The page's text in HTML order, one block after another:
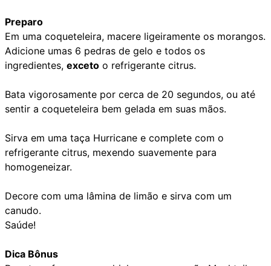
Preparo
Em uma coqueteleira, macere ligeiramente os morangos.
Adicione umas 6 pedras de gelo e todos os
ingredientes, exceto o refrigerante citrus.
Bata vigorosamente por cerca de 20 segundos, ou até
sentir a coqueteleira bem gelada em suas mãos.
Sirva em uma taça Hurricane e complete com o
refrigerante citrus, mexendo suavemente para
homogeneizar.
Decore com uma lâmina de limão e sirva com um
canudo.
Saúde!
Dica Bônus